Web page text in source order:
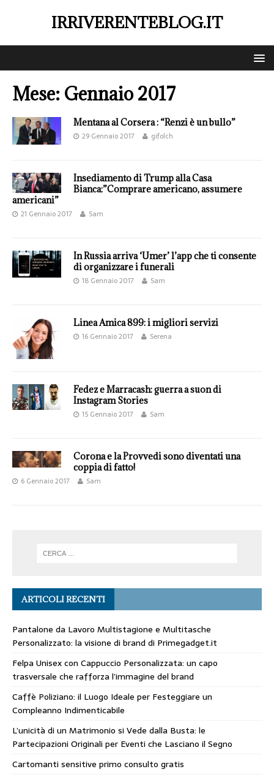
IRRIVERENTEBLOG.IT
Mese: Gennaio 2017
Mentana al Corsera : “Renzi è un bullo”
29 Gennaio 2017 gifolch
Insediamento di Trump alla Casa
Bianca:”Comprare americano, assumere
americani”
21 Gennaio 2017 Sam
In Russia arriva ‘Umer’ l’app che ti consente
di organizzare i funerali
18 Gennaio 2017 Sam
Linea Amica 899: i migliori servizi
16 Gennaio 2017 Serena
Fedez e Marracash: guerra a suon di
Instagram Stories
15 Gennaio 2017 Sam
Corona e la Provvedi sono diventati una
coppia di fatto!
6 Gennaio 2017 Sam
ARTICOLI RECENTI
Pantalone da Lavoro Multistagione e Multitasche
Personalizzato: la visione di brand di Primegadget.it
Felpa Unisex con Cappuccio Personalizzata: un capo
trasversale che rafforza l’immagine del brand
Caffè Poliziano: il Luogo Ideale per Festeggiare un
Compleanno Indimenticabile
L’unicità di un Matrimonio si Vede dalla Busta: le
Partecipazioni Originali per Eventi che Lasciano il Segno
Cartomanti sensitive primo consulto gratis